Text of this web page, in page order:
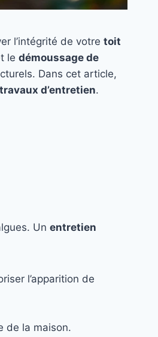
l’intégrité de votre toit
le démoussage de
Dans cet article,
travaux d’entretien.
Un entretien
l’apparition de
de la maison.